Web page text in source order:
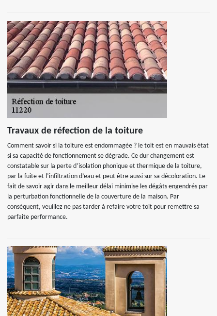
Travaux de réfection de la toiture
Comment savoir si la toiture est endommagée ? le toit est en mauvais état
si sa capacité de fonctionnement se dégrade. Ce dur changement est
constatable sur la perte d’isolation phonique et thermique de la toiture,
par la fuite et l’infiltration d’eau et peut être aussi sur sa décoloration. Le
fait de savoir agir dans le meilleur délai minimise les dégâts engendrés par
la perturbation fonctionnelle de la couverture de la maison. Par
conséquent, veuillez ne pas tarder à refaire votre toit pour remettre sa
parfaite performance.